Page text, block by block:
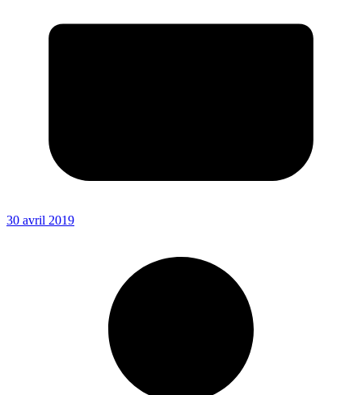
30 avril 2019